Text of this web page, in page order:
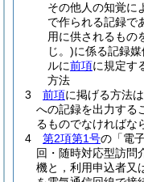
その他人の知覚に
で作られる記録で
用に供されるもの
じ。)に係る記録
ルに前項に規定す
方法
3
前項に掲げる方法
への記録を出力する
るものでなければな
4
第2項第1号の「電
回・随時対応型訪問
機と，利用申込者又